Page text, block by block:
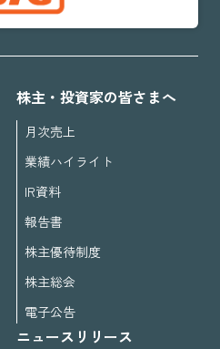
株主・投資家の皆さまへ
月次売上
業績ハイライト
IR資料
報告書
株主優待制度
株主総会
電子公告
ニュースリリース